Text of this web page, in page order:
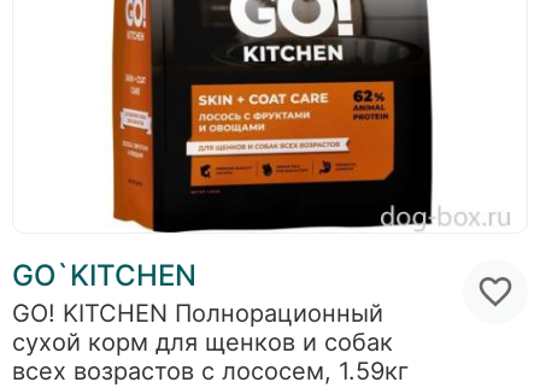
GO`KITCHEN
GO! KITCHEN Полнорационный
сухой корм для щенков и собак
всех возрастов с лососем, 1.59кг